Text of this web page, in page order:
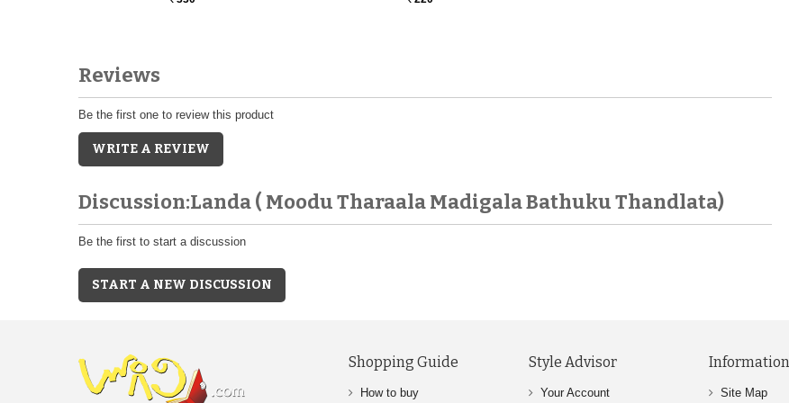
Reviews
Be the first one to review this product
WRITE A REVIEW
Discussion:Landa ( Moodu Tharaala Madigala Bathuku Thandlata)
Be the first to start a discussion
START A NEW DISCUSSION
Shopping Guide
How to buy
Style Advisor
Your Account
Information
Site Map